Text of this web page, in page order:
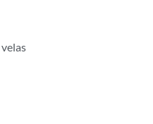
velas